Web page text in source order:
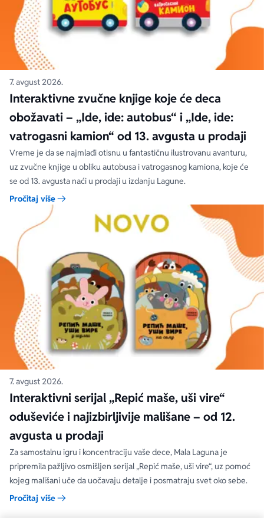
7. avgust 2026.
Interaktivne zvučne knjige koje će deca
obožavati – „Ide, ide: autobus“ i „Ide, ide:
vatrogasni kamion“ od 13. avgusta u prodaji
Vreme je da se najmlađi otisnu u fantastičnu ilustrovanu avanturu,
uz zvučne knjige u obliku autobusa i vatrogasnog kamiona, koje će
se od 13. avgusta naći u prodaji u izdanju Lagune.
Pročitaj više
7. avgust 2026.
Interaktivni serijal „Repić maše, uši vire“
oduševiće i najizbirljivije mališane – od 12.
avgusta u prodaji
Za samostalnu igru i koncentraciju vaše dece, Mala Laguna je
pripremila pažljivo osmišljen serijal „Repić maše, uši vire“, uz pomoć
kojeg mališani uče da uočavaju detalje i posmatraju svet oko sebe.
Pročitaj više